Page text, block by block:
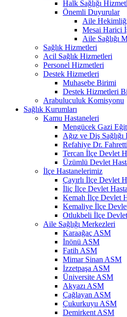
Halk Sağlığı
Önemli Duyurular
Aile
Mesai Harici
Aile Sağlığı
Sağlık Hizmetleri
Acil Sağlık Hizmetleri
Personel Hizmetleri
Destek Hizmetleri
Muhasebe Birimi
Destek Hizmetleri
Arabuluculuk Komisyonu
Sağlık Kurumları
Kamu Hastaneleri
Mengücek Gazi
Ağız ve Diş
Refahiye Dr.
Tercan İlçe Devlet
Üzümlü Devlet
İlçe Hastanelerimiz
Çayırlı İlçe Devlet
İliç İlçe Devlet
Kemah İlçe Devlet
Kemaliye İlçe
Otlukbeli İlçe
Aile Sağlığı Merkezleri
Karaağaç ASM
İnönü ASM
Fatih ASM
Mimar Sinan ASM
İzzetpaşa ASM
Üniversite ASM
Akyazı ASM
Çağlayan ASM
Çukurkuyu ASM
Demirkent ASM